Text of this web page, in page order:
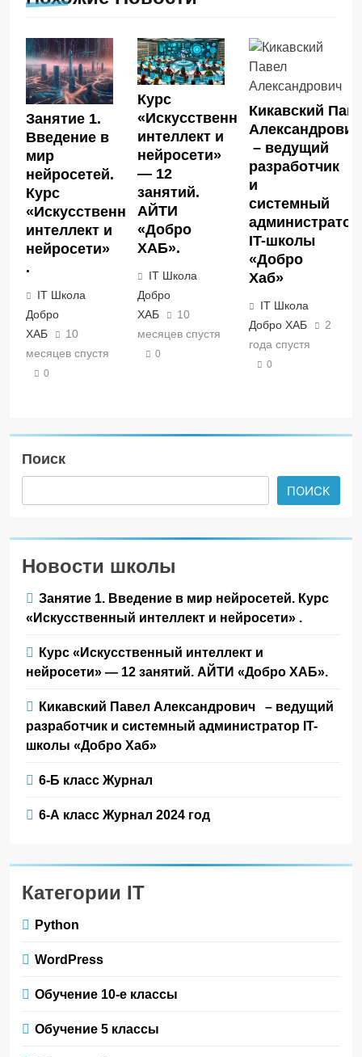
Занятие 1.
Введение в
мир
нейросетей.
Курс
«Искусственный
интеллект и
нейросети»
.
IT Школа
Добро
ХАБ
10
месяцев спустя
0
Курс
«Искусственный
интеллект и
нейросети»
— 12
занятий.
АЙТИ
«Добро
ХАБ».
IT Школа
Добро
ХАБ
10
месяцев спустя
0
Кикавский
– ведущий
разработчик
и
системный
администратор
IT-школы
«Добро
Хаб»
IT Школа
Добро ХАБ
2
года спустя
0
Поиск
ПОИСК
Новости школы
Занятие 1. Введение в мир нейросетей. Курс
«Искусственный интеллект и нейросети» .
Курс «Искусственный интеллект и
нейросети» — 12 занятий. АЙТИ «Добро ХАБ».
Кикавский Павел Александрович – ведущий
разработчик и системный администратор IT-
школы «Добро Хаб»
6-Б класс Журнал
6-А класс Журнал 2024 год
Категории IT
Python
WordPress
Обучение 10-е классы
Обучение 5 классы